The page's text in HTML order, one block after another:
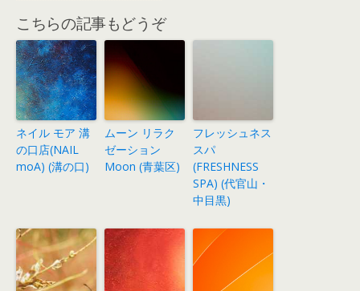
こちらの記事もどうぞ
ネイル モア 溝
の口店(NAIL
moA) (溝の口)
ムーン リラク
ゼーション
Moon (青葉区)
フレッシュネス
スパ
(FRESHNESS
SPA) (代官山・
中目黒)